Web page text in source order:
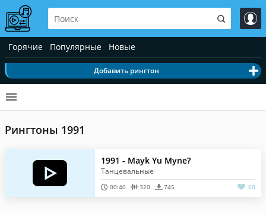
Горячие Популярные Новые
Добавить рингтон
Рингтоны 1991
1991 - Mayk Yu Myne?
Танцевальные
00:40 320 745 60